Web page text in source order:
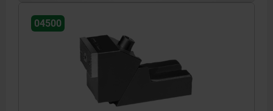
04500